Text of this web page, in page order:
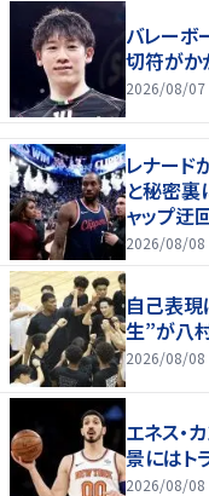
バレー
切符がか
2026/08/07
レナード
と秘密
ャップ迂
2026/08/08
自己表
生”が八
2026/08/08
エネス・
景にはト
2026/08/08